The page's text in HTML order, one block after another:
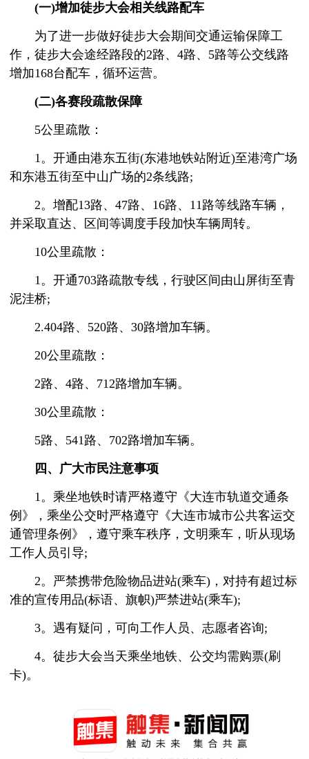
(一)增加徒步大会相关线路配车
为了进一步做好徒步大会期间交通运输保障工
作，徒步大会途经路段的2路、4路、5路等公交线路
增加168台配车，循环运营。
(二)各赛段疏散保障
5公里疏散：
1。开通由港东五街(东港地铁站附近)至港湾广场
和东港五街至中山广场的2条线路;
2。增配13路、47路、16路、11路等线路车辆，
并采取直达、区间等调度手段加快车辆周转。
10公里疏散：
1。开通703路疏散专线，行驶区间由山屏街至青
泥洼桥;
2.404路、520路、30路增加车辆。
20公里疏散：
2路、4路、712路增加车辆。
30公里疏散：
5路、541路、702路增加车辆。
四、广大市民注意事项
1。乘坐地铁时请严格遵守《大连市轨道交通条
例》，乘坐公交时严格遵守《大连市城市公共客运交
通管理条例》，遵守乘车秩序，文明乘车，听从现场
工作人员引导;
2。严禁携带危险物品进站(乘车)，对持有超过标
准的宣传用品(标语、旗帜)严禁进站(乘车);
3。遇有疑问，可向工作人员、志愿者咨询;
4。徒步大会当天乘坐地铁、公交均需购票(刷
卡)。